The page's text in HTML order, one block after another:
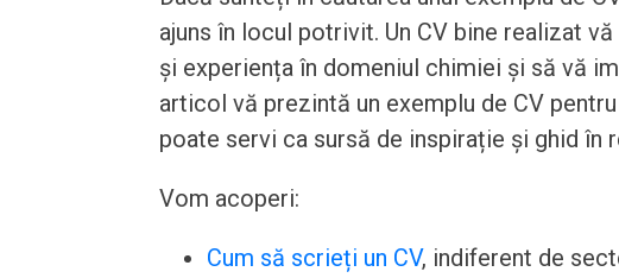
ajuns în locul potrivit. Un CV bine realizat
și experiența în domeniul chimiei și să vă
articol vă prezintă un exemplu de CV
poate servi ca sursă de inspirație și ghid în
Vom acoperi:
Cum să scrieți un CV, indiferent de